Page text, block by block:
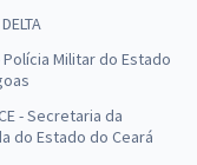
Polícia Militar do Estado
- Secretaria da
do Estado do Ceará